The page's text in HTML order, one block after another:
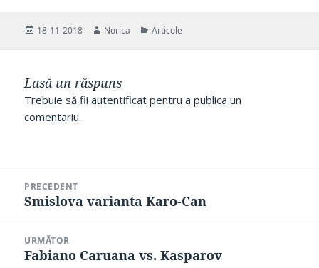
Publicat
18-11-2018 Autor
Norica Categorii
Articole
Lasă un răspuns
Trebuie să fiiautentificat pentru a publica un
comentariu.
articole
PRECEDENT
Articolul
Smislova varianta Karo-Can
URMĂTOR
Articolul
Fabiano Caruana vs. Kasparov